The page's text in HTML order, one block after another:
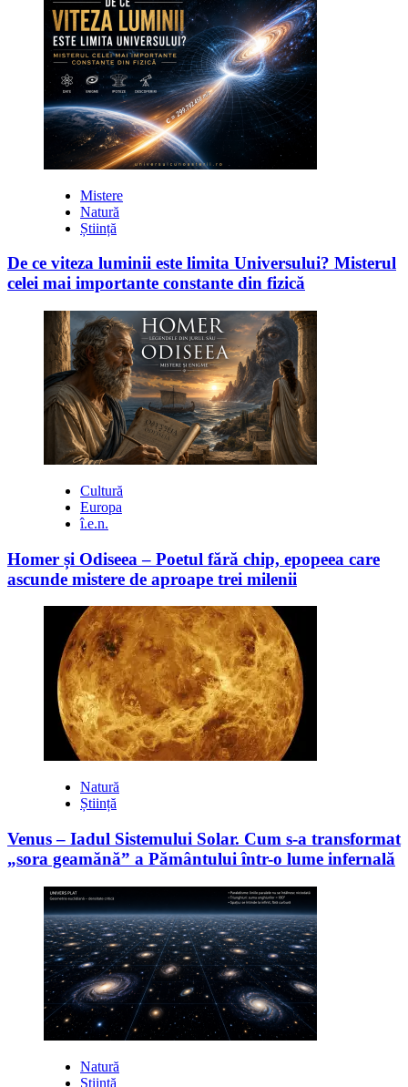
Mistere
Natură
Știință
De ce viteza luminii este limita Universului? Misterul
celei mai importante constante din fizică
Cultură
Europa
î.e.n.
Homer și Odiseea – Poetul fără chip, epopeea care
ascunde mistere de aproape trei milenii
Natură
Știință
Venus – Iadul Sistemului Solar. Cum s-a transformat
„sora geamănă” a Pământului într-o lume infernală
Natură
Știință